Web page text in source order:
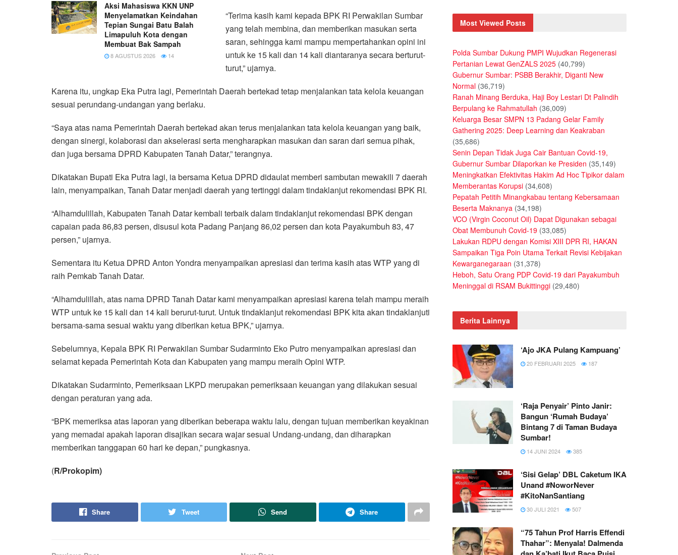
Aksi Mahasiswa KKN UNP
Menyelamatkan Keindahan
Tepian Sungai Batu Balah
Limapuluh Kota dengan
Membuat Bak Sampah
8 AGUSTUS 2026 14
“Terima kasih kami kepada BPK RI Perwakilan Sumbar
yang telah membina, dan memberikan masukan serta
saran, sehingga kami mampu mempertahankan opini ini
untuk ke 15 kali dan 14 kali diantaranya secara berturut-
turut,” ujarnya.
Karena itu, ungkap Eka Putra lagi, Pemerintah Daerah bertekad tetap menjalankan tata kelola keuangan
sesuai perundang-undangan yang berlaku.
“Saya atas nama Pemerintah Daerah bertekad akan terus menjalankan tata kelola keuangan yang baik,
dengan sinergi, kolaborasi dan akselerasi serta mengharapkan masukan dan saran dari semua pihak,
dan juga bersama DPRD Kabupaten Tanah Datar,” terangnya.
Dikatakan Bupati Eka Putra lagi, ia bersama Ketua DPRD didaulat memberi sambutan mewakili 7 daerah
lain, menyampaikan, Tanah Datar menjadi daerah yang tertinggi dalam tindaklanjut rekomendasi BPK RI.
“Alhamdulillah, Kabupaten Tanah Datar kembali terbaik dalam tindaklanjut rekomendasi BPK dengan
capaian pada 86,83 persen, disusul kota Padang Panjang 86,02 persen dan kota Payakumbuh 83, 47
persen,” ujarnya.
Sementara itu Ketua DPRD Anton Yondra menyampaikan apresiasi dan terima kasih atas WTP yang di
raih Pemkab Tanah Datar.
“Alhamdulillah, atas nama DPRD Tanah Datar kami menyampaikan apresiasi karena telah mampu meraih
WTP untuk ke 15 kali dan 14 kali berurut-turut. Untuk tindaklanjut rekomendasi BPK kita akan tindaklanjuti
bersama-sama sesuai waktu yang diberikan ketua BPK,” ujarnya.
Sebelumnya, Kepala BPK RI Perwakilan Sumbar Sudarminto Eko Putro menyampaikan apresiasi dan
selamat kepada Pemerintah Kota dan Kabupaten yang mampu meraih Opini WTP.
Dikatakan Sudarminto, Pemeriksaan LKPD merupakan pemeriksaan keuangan yang dilakukan sesuai
dengan peraturan yang ada.
“BPK memeriksa atas laporan yang diberikan beberapa waktu lalu, dengan tujuan memberikan keyakinan
yang memadai apakah laporan disajikan secara wajar sesuai Undang-undang, dan diharapkan
memberikan tanggapan 60 hari ke depan,” pungkasnya.
(R/Prokopim)
Share Tweet Send Share
Most Viewed Posts
Polda Sumbar Dukung PMPI Wujudkan Regenerasi
Pertanian Lewat GenZALS 2025 (40,799)
Gubernur Sumbar: PSBB Berakhir, Diganti New
Normal (36,719)
Ranah Minang Berduka, Haji Boy Lestari Dt Palindih
Berpulang ke Rahmatullah (36,009)
Keluarga Besar SMPN 13 Padang Gelar Family
Gathering 2025: Deep Learning dan Keakraban
(35,686)
Senin Depan Tidak Juga Cair Bantuan Covid-19,
Gubernur Sumbar Dilaporkan ke Presiden (35,149)
Meningkatkan Efektivitas Hakim Ad Hoc Tipikor dalam
Memberantas Korupsi (34,608)
Pepatah Petitih Minangkabau tentang Kebersamaan
Beserta Maknanya (34,198)
VCO (Virgin Coconut Oil) Dapat Digunakan sebagai
Obat Membunuh Covid-19 (33,085)
Lakukan RDPU dengan Komisi XIII DPR RI, HAKAN
Sampaikan Tiga Poin Utama Terkait Revisi Kebijakan
Kewarganegaraan (31,378)
Heboh, Satu Orang PDP Covid-19 dari Payakumbuh
Meninggal di RSAM Bukittinggi (29,480)
Berita Lainnya
‘Ajo JKA Pulang Kampuang’
20 FEBRUARI 2025 187
‘Raja Penyair’ Pinto Janir:
Bangun ‘Rumah Budaya’
Bintang 7 di Taman Budaya
Sumbar!
14 JUNI 2024 385
‘Sisi Gelap’ DBL Caketum IKA
Unand #NoworNever
#KitoNanSantiang
30 JULI 2021 507
“75 Tahun Prof Harris Effendi
Thahar”: Menyala! Dalmenda